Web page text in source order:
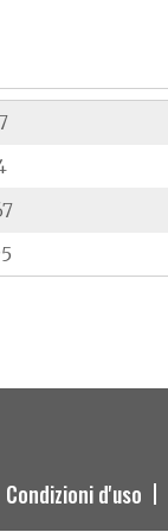
Condizioni d'uso